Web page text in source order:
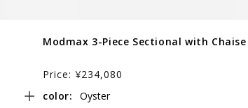
Modmax 3-Piece Sectional with Chaise
Price: ¥234,080
color: